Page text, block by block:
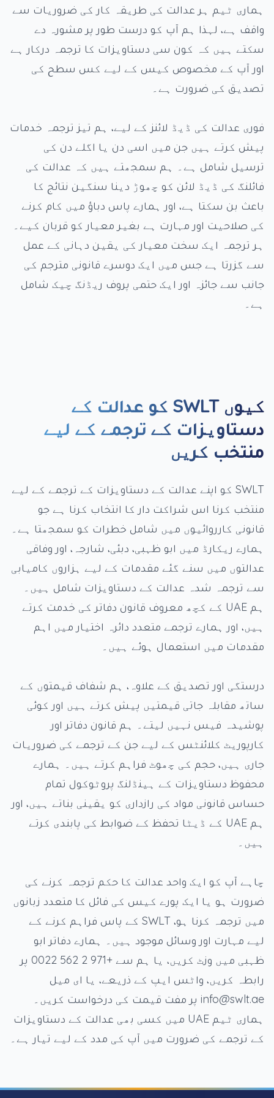
ہماری ٹیم ہر عدالت کی طریقہ کار کی ضروریات سے
واقف ہے، لہذا ہم آپ کو درست طور پر مشورہ دے
سکتے ہیں کہ کون سی دستاویزات کا ترجمہ درکار ہے
اور آپ کے مخصوص کیس کے لیے کس سطح کی
تصدیق کی ضرورت ہے۔
فوری عدالت کی ڈیڈ لائنز کے لیے، ہم تیز ترجمہ خدمات
پیش کرتے ہیں جن میں اسی دن یا اگلے دن کی
ترسیل شامل ہے۔ ہم سمجھتے ہیں کہ عدالت کی
فائلنگ کی ڈیڈ لائن کو چھوڑ دینا سنگین نتائج کا
باعث بن سکتا ہے، اور ہمارے پاس دباؤ میں کام کرنے
کی صلاحیت اور مہارت ہے بغیر معیار کو قربان کیے۔
ہر ترجمہ ایک سخت معیار کی یقین دہانی کے عمل
سے گزرتا ہے جس میں ایک دوسرے قانونی مترجم کی
جانب سے جائزہ اور ایک حتمی پروف ریڈنگ چیک شامل
ہے۔
کیوں SWLT کو عدالت کے
دستاویزات کے ترجمے کے لیے
منتخب کریں
SWLT کو اپنے عدالت کے دستاویزات کے ترجمے کے لیے
منتخب کرنا اس شراکت دار کا انتخاب کرنا ہے جو
قانونی کارروائیوں میں شامل خطرات کو سمجھتا ہے۔
ہمارے ریکارڈ میں ابو ظہبی، دبئی، شارجہ، اور وفاقی
عدالتوں میں سنے گئے مقدمات کے لیے ہزاروں کامیابی
سے ترجمہ شدہ عدالت کے دستاویزات شامل ہیں۔
ہم UAE کے کچھ معروف قانون دفاتر کی خدمت کرتے
ہیں، اور ہمارے ترجمے متعدد دائرہ اختیار میں اہم
مقدمات میں استعمال ہوئے ہیں۔
درستگی اور تصدیق کے علاوہ، ہم شفاف قیمتوں کے
ساتھ مقابلہ جاتی قیمتیں پیش کرتے ہیں اور کوئی
پوشیدہ فیس نہیں لیتے۔ ہم قانون دفاتر اور
کارپوریٹ کلائنٹس کے لیے جن کے ترجمے کی ضروریات
جاری ہیں، حجم کی چھوٹ فراہم کرتے ہیں۔ ہمارے
محفوظ دستاویزات کے ہینڈلنگ پروٹوکول تمام
حساس قانونی مواد کی رازداری کو یقینی بناتے ہیں، اور
ہم UAE کے ڈیٹا تحفظ کے ضوابط کی پابندی کرتے
ہیں۔
چاہے آپ کو ایک واحد عدالت کا حکم ترجمہ کرنے کی
ضرورت ہو یا ایک پورے کیس کی فائل کا متعدد زبانوں
میں ترجمہ کرنا ہو، SWLT کے پاس فراہم کرنے کے
لیے مہارت اور وسائل موجود ہیں۔ ہمارے دفاتر ابو
ظہبی میں وزٹ کریں، یا ہم سے +971 2 562 0022 پر
رابطہ کریں، واٹس ایپ کے ذریعے، یا ای میل
info@swlt.ae پر مفت قیمت کی درخواست کریں۔
ہماری ٹیم UAE میں کسی بھی عدالت کے دستاویزات
کے ترجمے کی ضرورت میں آپ کی مدد کے لیے تیار ہے۔